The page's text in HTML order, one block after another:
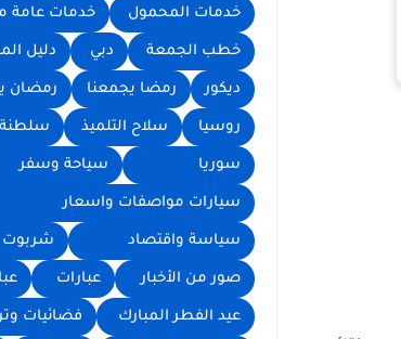
خدمات المحمول خدمات عامة
خطب الجمعة دبي دليل
ديكور رمضا يجمعنا رمضان
روسيا سلاح التلميذ
سوريا سياحة وسفر
سيارات مواصفات واسعار
سياسة واقتصاد شربوت
صور من الأخبار عبارات
عيد الفطر المبارك فضائيات